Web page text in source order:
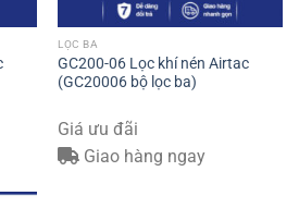
LỌC BA
GC200-06 Lọc khí nén Airtac
(GC20006 bộ lọc ba)
Giá ưu đãi
Giao hàng ngay